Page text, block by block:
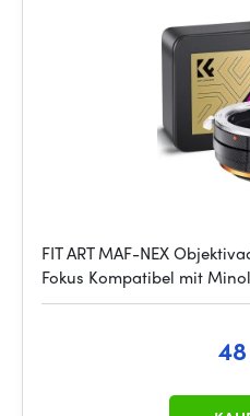
FIT ART MAF-NEX
Fokus Kompatibel mit